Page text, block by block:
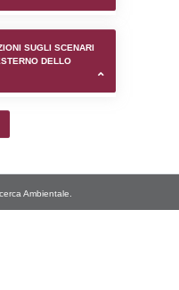
- DESCRIZIONE
TERRITORIO
- DESCRIZIONE